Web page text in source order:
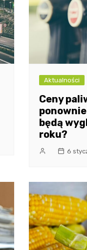
Aktualności
Ceny
będą
roku?
6